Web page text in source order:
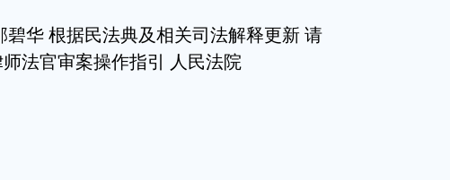
华 根据民法典及相关司法解释更新 请
法官审案操作指引 人民法院